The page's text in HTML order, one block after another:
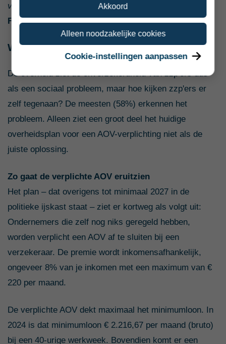
van heel veel factoren afhankelijk.”
Financieel Expert bij Knab
Wel een probleem, niet de juiste oplossing
De overheid ziet de onverzekerdheid van zzp'ers dus
als een sociaal probleem, maar hoe kijken zzp'ers er
zelf tegenaan? De meesten (58%) erkennen het
probleem. Alleen ziet een groot deel het huidige
overheidsplan voor een AOV-verplichting niet als de
juiste oplossing.
Zo gaat de verplichte AOV eruitzien
Het plan – dat overigens tot minimaal 2027 in de
politieke ijskast staat – ziet er kortweg als volgt uit:
Ondernemers die zelf nog niks geregeld hebben,
worden verplicht een AOV af te sluiten bij een
verzekeraar. De premie wordt inkomensafhankelijk,
ongeveer 8% van je inkomen met een maximum van €
220 per maand.
De verplichte AOV dekt maximaal het minimumloon. In
2024 is dat minimumloon € 2.216,67 per maand (bruto)
bij een 40-urige werkweek. Bovendien komt er een
Akkoord
Alleen noodzakelijke cookies
Cookie-instellingen aanpassen